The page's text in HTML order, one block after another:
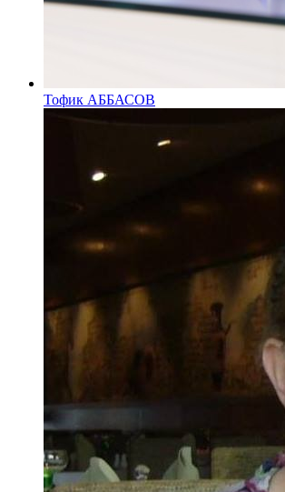
Тофик АББАСОВ